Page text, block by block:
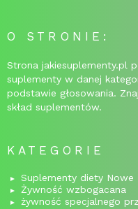
O STRONIE:
Strona jakiesuplementy.pl
suplementy w danej
podstawie głosowania.
skład suplementów.
KATEGORIE
Suplementy diety Nowe
Żywność wzbogacana
żywność specjalnego